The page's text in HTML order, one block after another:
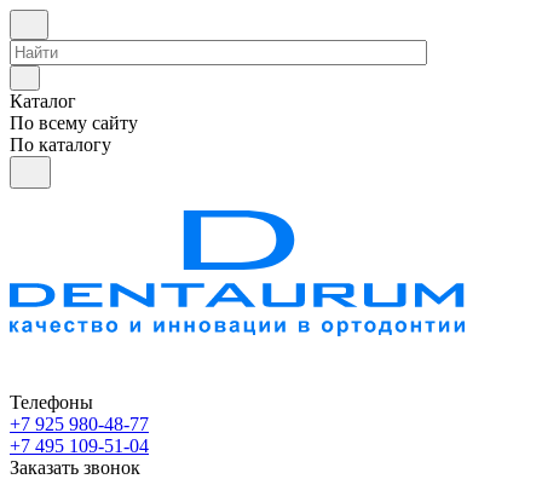
Каталог
По всему сайту
По каталогу
Телефоны
+7 925 980-48-77
+7 495 109-51-04
Заказать звонок